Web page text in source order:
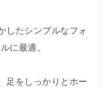
したシンプルなフォ
に最適。
足をしっかりとホー